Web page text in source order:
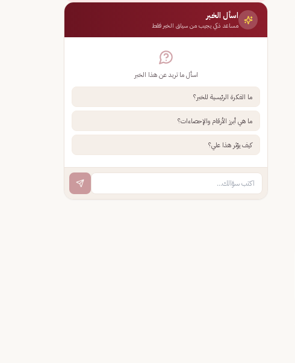
اسأل الخبر
مساعد ذكي يجيب من سياق الخبر فقط
اسأل ما تريد عن هذا الخبر
ما الفكرة الرئيسية للخبر؟
ما هي أبرز الأرقام والإحصاءات؟
كيف يؤثر هذا علي؟